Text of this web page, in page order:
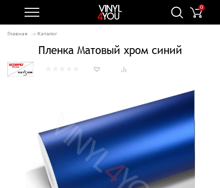
0
Главная Каталог
Пленка Матовый хром синий